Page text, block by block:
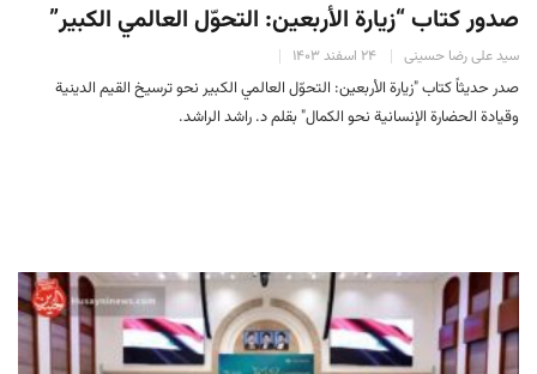
صدور كتاب “زيارة الأربعين: التحوّل العالمي الكبير”
سید علی رضا حسینی ۲۴ اسفند ۱۴۰۳
صدر حدیثاً كتاب "زيارة الأربعين: التحوّل العالمي الكبير نحو ترسيخ القيم الدينية
وقيادة الحضارة الإنسانية نحو الكمال" بقلم د. راشد الراشد.